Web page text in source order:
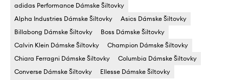
adidas Performance Dámske Šiltovky
Alpha Industries Dámske Šiltovky
Asics Dámske Šiltovky
Billabong Dámske Šiltovky
Boss Dámske Šiltovky
Calvin Klein Dámske Šiltovky
Champion Dámske Šiltovky
Chiara Ferragni Dámske Šiltovky
Columbia Dámske Šiltovky
Converse Dámske Šiltovky
Ellesse Dámske Šiltovky